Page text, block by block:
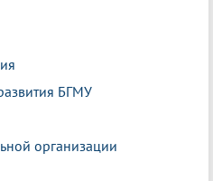
БГМУ
организации